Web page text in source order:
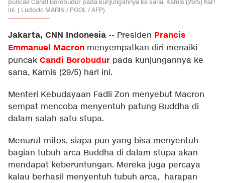
puncak Candi Borobudur pada kunjungannya ke sana, Kamis (29/5) hari
ini. ( Ludovic MARIN / POOL / AFP).
Jakarta, CNN Indonesia -- Presiden Prancis
Emmanuel Macron menyempatkan diri menaiki
puncak Candi Borobudur pada kunjungannya ke
sana, Kamis (29/5) hari ini.
Menteri Kebudayaan Fadli Zon menyebut Macron
sempat mencoba menyentuh patung Buddha di
dalam salah satu stupa.
Menurut mitos, siapa pun yang bisa menyentuh
bagian tubuh arca Buddha di dalam stupa akan
mendapat keberuntungan. Mereka juga percaya
kalau berhasil menyentuh tubuh arca, harapan